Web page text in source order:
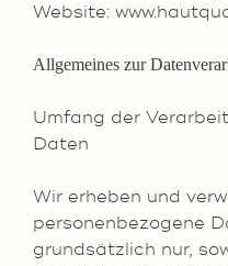
Website:
Allgemeines zur
Umfang der
Daten
Wir erheben und
personenbezogene
grundsätzlich nur,